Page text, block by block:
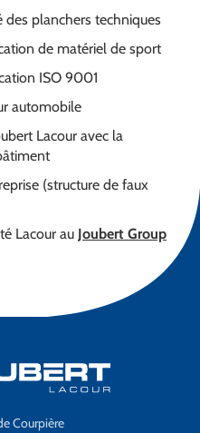
des planchers techniques
de matériel de sport
ISO 9001
automobile
Lacour avec la
(structure de faux
Lacour au Joubert Group
Courpière